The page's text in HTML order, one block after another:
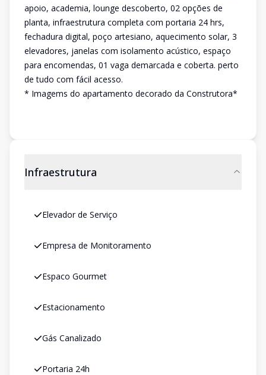
apoio, academia, lounge descoberto, 02 opções de
planta, infraestrutura completa com portaria 24 hrs,
fechadura digital, poço artesiano, aquecimento solar, 3
elevadores, janelas com isolamento acústico, espaço
para encomendas, 01 vaga demarcada e coberta. perto
de tudo com fácil acesso.
* Imagems do apartamento decorado da Construtora*
Infraestrutura
Elevador de Serviço
Empresa de Monitoramento
Espaco Gourmet
Estacionamento
Gás Canalizado
Portaria 24h